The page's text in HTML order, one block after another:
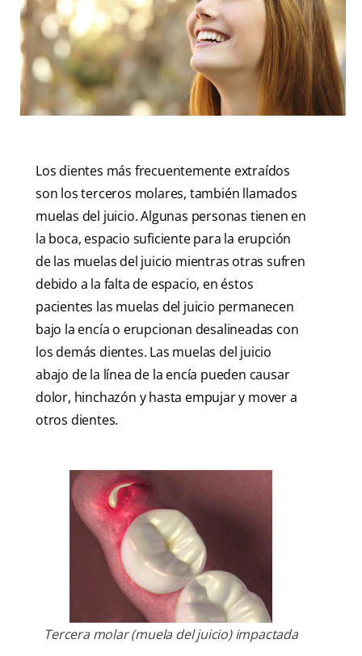
CUPONES
DONDE COMPRAR
MX (ES)
Los dientes más frecuentemente extraídos
son los terceros molares, también llamados
muelas del juicio. Algunas personas tienen en
la boca, espacio suficiente para la erupción
de las muelas del juicio mientras otras sufren
debido a la falta de espacio, en éstos
pacientes las muelas del juicio permanecen
bajo la encía o erupcionan desalineadas con
los demás dientes. Las muelas del juicio
abajo de la línea de la encía pueden causar
dolor, hinchazón y hasta empujar y mover a
otros dientes.
Tercera molar (muela del juicio) impactada